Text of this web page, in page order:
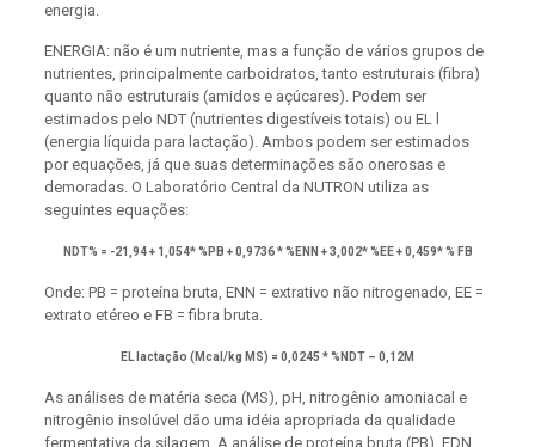
energia.
ENERGIA: não é um nutriente, mas a função de vários grupos de
nutrientes, principalmente carboidratos, tanto estruturais (fibra)
quanto não estruturais (amidos e açúcares). Podem ser
estimados pelo NDT (nutrientes digestíveis totais) ou EL l
(energia líquida para lactação). Ambos podem ser estimados
por equações, já que suas determinações são onerosas e
demoradas. O Laboratório Central da NUTRON utiliza as
seguintes equações:
NDT% = -21,94 + 1,054* %PB + 0,9736 * %ENN + 3,002* %EE + 0,459* % FB
Onde: PB = proteína bruta, ENN = extrativo não nitrogenado, EE =
extrato etéreo e FB = fibra bruta.
EL lactação (Mcal/kg MS) = 0,0245 * %NDT – 0,12M
As análises de matéria seca (MS), pH, nitrogênio amoniacal e
nitrogênio insolúvel dão uma idéia apropriada da qualidade
fermentativa da silagem. A análise de proteína bruta (PB), FDN,